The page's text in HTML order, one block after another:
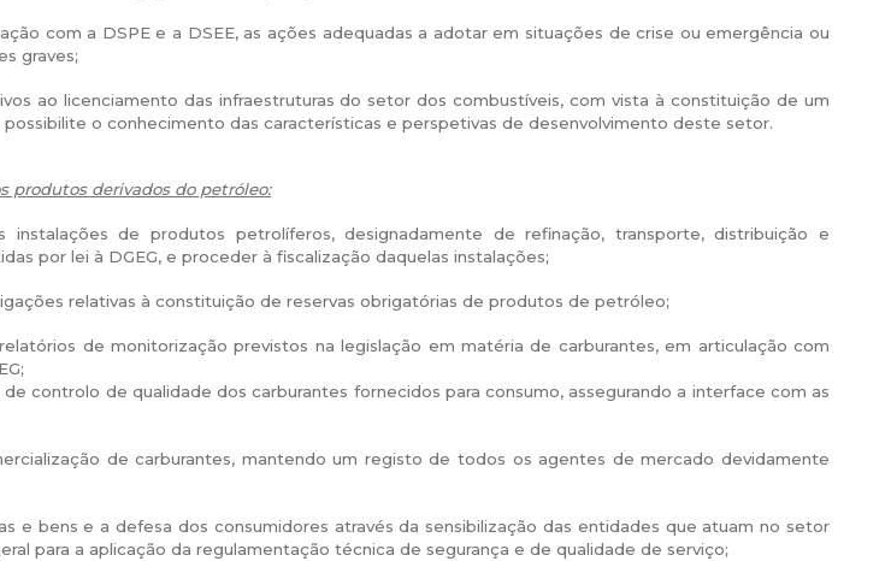
com a DSPE e a DSEE, as ações adequadas a adotar em situações de crise ou emergência ou
graves;
ao licenciamento das infraestruturas do setor dos combustíveis, com vista à constituição de um
o conhecimento das características e perspetivas de desenvolvimento deste setor.
produtos derivados do petróleo:
de produtos petrolíferos, designadamente de refinação, transporte, distribuição e
por lei à DGEG, e proceder à fiscalização daquelas instalações;
relativas à constituição de reservas obrigatórias de produtos de petróleo;
de monitorização previstos na legislação em matéria de carburantes, em articulação com
controlo de qualidade dos carburantes fornecidos para consumo, assegurando a interface com as
de carburantes, mantendo um registo de todos os agentes de mercado devidamente
e bens e a defesa dos consumidores através da sensibilização das entidades que atuam no setor
para a aplicação da regulamentação técnica de segurança e de qualidade de serviço;